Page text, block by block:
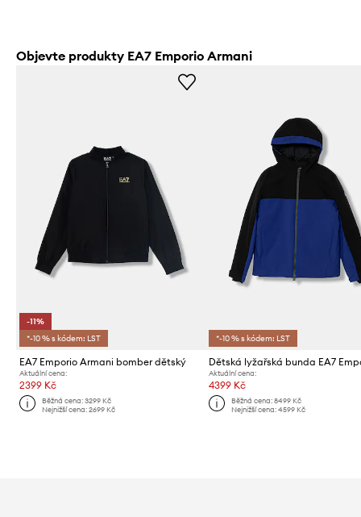
Objevte produkty EA7 Emporio Armani
-11%
*-10 % s kódem: LST
EA7 Emporio Armani bomber dětský
Aktuální cena:
2399 Kč
Běžná cena:3299 Kč
Nejnižší cena:2699 Kč
*-10 % s kódem: LST
Aktuální cena:
4399 Kč
Běžná cena: 8499 Kč
Nejnižší cena: 4599 Kč